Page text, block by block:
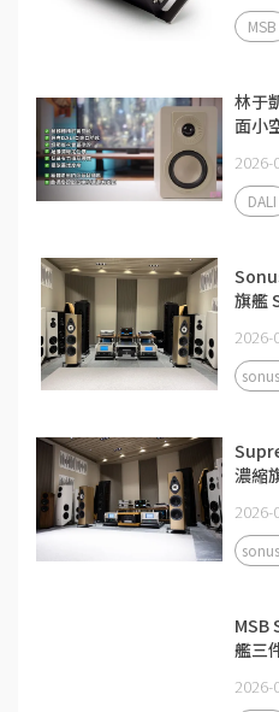
MSB
林于
面小
2026-
DALI
旗艦
2026-
濃縮
2026-
MSB
艦三
2026-